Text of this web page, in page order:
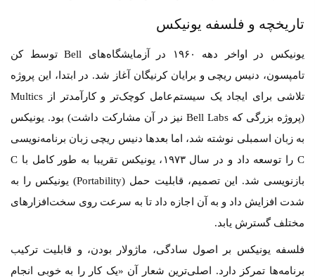
تاریخچه و فلسفه یونیکس
یونیکس در اواخر دهه ۱۹۶۰ در آزمایشگاه‌های Bell توسط کن
تامپسون، دنیس ریچی و برایان کرنیگان آغاز شد. در ابتدا، این پروژه
تلاشی برای ایجاد یک سیستم‌عامل کوچک‌تر و کارآمدتر از Multics
(پروژه بزرگی که Bell Labs نیز در آن مشارکت داشت) بود. یونیکس
به زبان اسمبلی نوشته شد، اما بعدها دنیس ریچی زبان برنامه‌نویسی
C را توسعه داد و در سال ۱۹۷۳، یونیکس تقریبا به طور کامل با C
بازنویسی شد. این تصمیم، قابلیت حمل (Portability) یونیکس را به
شدت افزایش داد و به آن اجازه داد تا به سرعت روی سخت‌افزارهای
مختلف گسترش یابد.
فلسفه یونیکس بر اصول سادگی، ماژولار بودن، و قابلیت ترکیب
برنامه‌ها تمرکز دارد. اصلی‌ترین شعار آن «یک کار را به خوبی انجام